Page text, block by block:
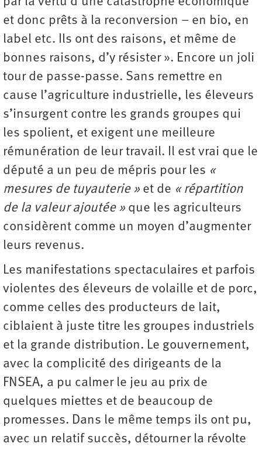
et donc prêts à la reconversion – en bio, en
label etc. Ils ont des raisons, et même de
bonnes raisons, d’y résister ». Encore un joli
tour de passe-passe. Sans remettre en
cause l’agriculture industrielle, les éleveurs
s’insurgent contre les grands groupes qui
les spolient, et exigent une meilleure
rémunération de leur travail. Il est vrai que le
député a un peu de mépris pour les «
mesures de tuyauterie » et de « répartition
de la valeur ajoutée » que les agriculteurs
considèrent comme un moyen d’augmenter
leurs revenus.
Les manifestations spectaculaires et parfois
violentes des éleveurs de volaille et de porc,
comme celles des producteurs de lait,
ciblaient à juste titre les groupes industriels
et la grande distribution. Le gouvernement,
avec la complicité des dirigeants de la
FNSEA, a pu calmer le jeu au prix de
quelques miettes et de beaucoup de
promesses. Dans le même temps ils ont pu,
avec un relatif succès, détourner la révolte